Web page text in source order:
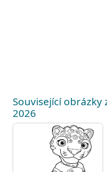
Související obrázky
2026